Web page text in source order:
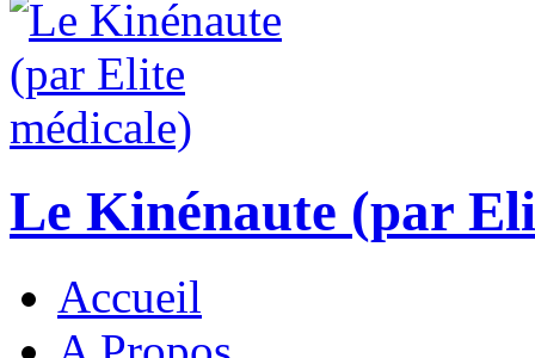
Le Kinénaute (par
Accueil